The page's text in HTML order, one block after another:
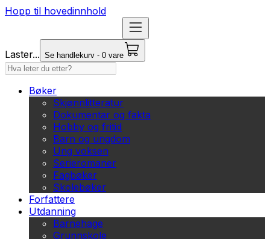
Hopp til hovedinnhold
Laster... Se handlekurv - 0 vare
Bøker
Skjønnlitteratur
Dokumentar og fakta
Hobby og fritid
Barn og ungdom
Ung voksen
Serieromaner
Fagbøker
Skolebøker
Forfattere
Utdanning
Barnehage
Grunnskole